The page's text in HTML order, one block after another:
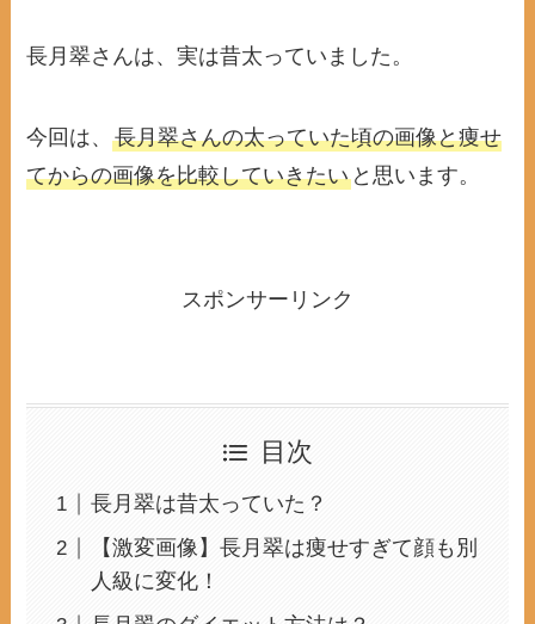
長月翠さんは、実は昔太っていました。
今回は、長月翠さんの太っていた頃の画像と痩せ
てからの画像を比較していきたい と思います。
スポンサーリンク
目次
長月翠は昔太っていた？
【激変画像】長月翠は痩せすぎて顔も別
人級に変化！